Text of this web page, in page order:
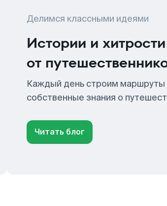
Делимся классными идеями
Истории и хитрости
от
Каждый день строим маршруты
собственные знания о
Читать блог